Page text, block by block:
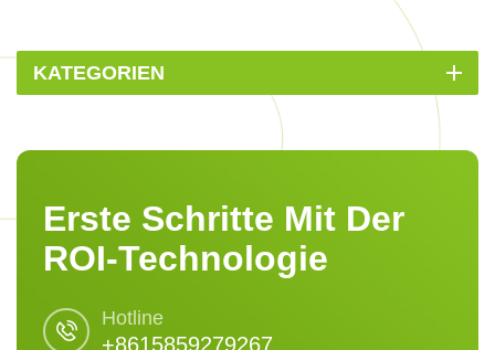
KATEGORIEN
Erste Schritte Mit Der
ROI-Technologie
Hotline
+8615859279267